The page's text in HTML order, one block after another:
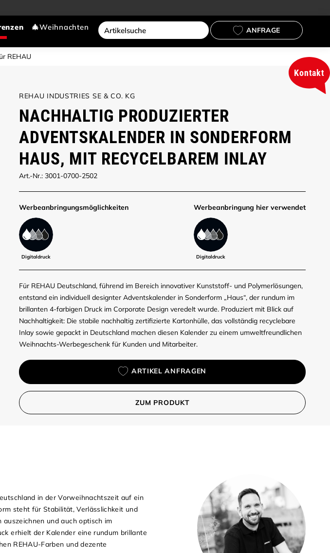
🎄Weihnachten ANFRAGE
REHAU
REHAU INDUSTRIES SE & CO. KG
NACHHALTIG PRODUZIERTER
ADVENTSKALENDER IN SONDERFORM
HAUS, MIT RECYCELBAREM INLAY
Art.-Nr.: 3001-0700-2502
Werbe­anbringungs­möglich­keiten
Digitaldruck
Werbe­anbringung hier verwendet
Digitaldruck
Für REHAU Deutschland, führend im Bereich innovativer Kunststoff- und Polymerlösungen,
entstand ein individuell designter Adventskalender in Sonderform „Haus“, der rundum im
brillanten 4-farbigen Druck im Corporate Design veredelt wurde. Produziert mit Blick auf
Nachhaltigkeit: Die stabile nachhaltig zertifizierte Kartonhülle, das vollständig recyclebare
Inlay sowie gepackt in Deutschland machen diesen Kalender zu einem umweltfreundlichen
Weihnachts-Werbegeschenk für Kunden und Mitarbeiter.
ARTIKEL ANFRAGEN
ZUM PRODUKT
in der Vorweihnachtszeit auf ein
steht für Stabilität, Verlässlichkeit und
und auch optisch im
erhielt der Kalender eine rundum brillante
REHAU-Farben und dezente
Kontakt